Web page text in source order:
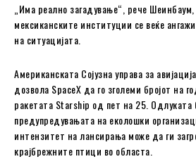
„Има реално загадување“, рече
мексиканските институции се веќе
на ситуацијата.
Американската Сојузна управа за
дозвола SpaceX да го зголеми бројот на
ракетата Starship од пет на 25. Одлуката
предупредувањата на еколошки
интензитет на лансирања може да ги
крајбрежните птици во областа.